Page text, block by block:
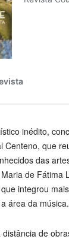
inédito,
Centeno, que
das
de Fátima
integrou
área da música.
de